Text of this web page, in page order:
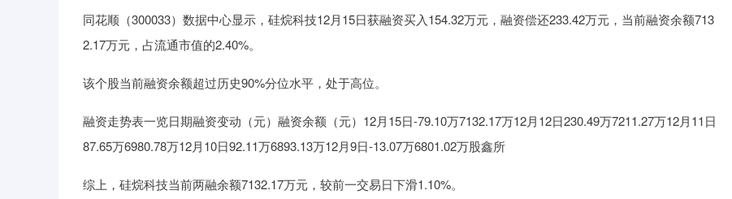
同花顺（300033）数据中心显示，硅烷科技12月15日获融资买入154.32万元，融资偿还233.42万元，当前融资余额713
2.17万元，占流通市值的2.40%。
该个股当前融资余额超过历史90%分位水平，处于高位。
融资走势表一览日期融资变动（元）融资余额（元）12月15日-79.10万7132.17万12月12日230.49万7211.27万12月11日
87.65万6980.78万12月10日92.11万6893.13万12月9日-13.07万6801.02万股鑫所
综上，硅烷科技当前两融余额7132.17万元，较前一交易日下滑1.10%。